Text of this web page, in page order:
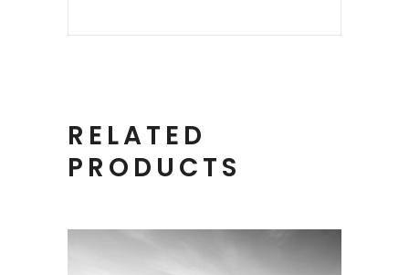
RELATED
PRODUCTS